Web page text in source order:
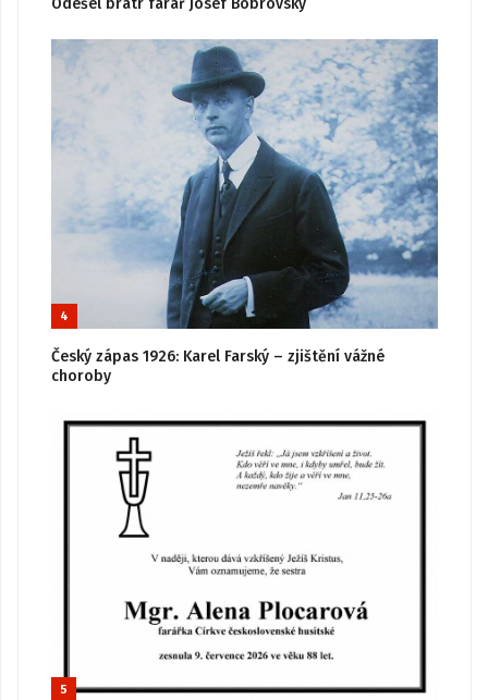
4
Český zápas 1926: Karel Farský – zjištění vážné
choroby
5